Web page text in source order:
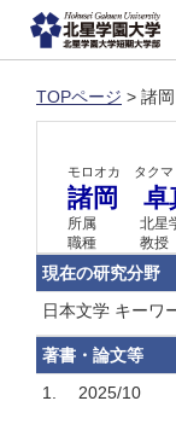
TOPページ > 諸
モロオカ タクマ
諸岡 卓
所属
北星
職種
教授
現在の研究分野
日本文学 キーワ
著書・論文等
1.
2025/10